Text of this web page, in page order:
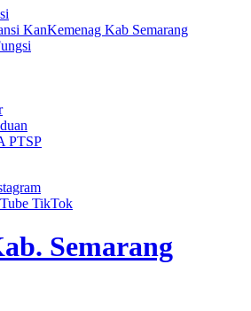
KanKemenag Kab Semarang
PTSP
TikTok
Semarang